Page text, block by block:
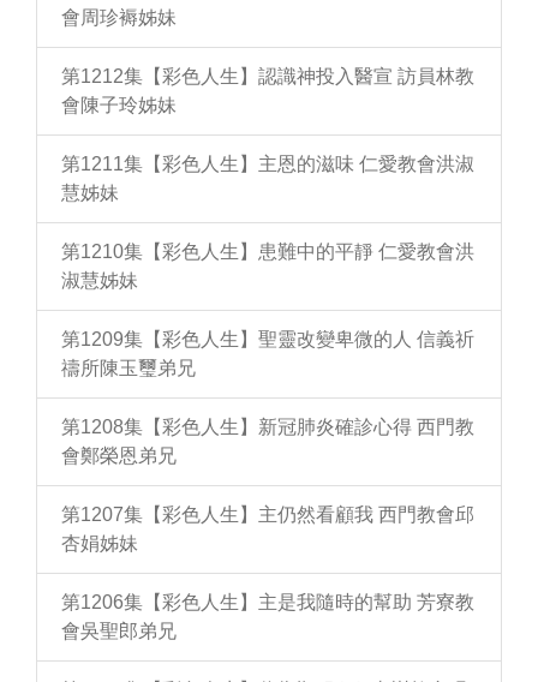
會周珍褥姊妹
第1212集【彩色人生】認識神投入醫宣 訪員林教
會陳子玲姊妹
第1211集【彩色人生】主恩的滋味 仁愛教會洪淑
慧姊妹
第1210集【彩色人生】患難中的平靜 仁愛教會洪
淑慧姊妹
第1209集【彩色人生】聖靈改變卑微的人 信義祈
禱所陳玉璽弟兄
第1208集【彩色人生】新冠肺炎確診心得 西門教
會鄭榮恩弟兄
第1207集【彩色人生】主仍然看顧我 西門教會邱
杏娟姊妹
第1206集【彩色人生】主是我隨時的幫助 芳寮教
會吳聖郎弟兄